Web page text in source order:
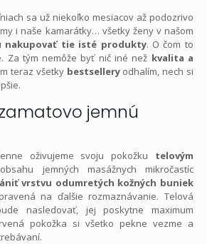
sa už niekoľko mesiacov až podozrivo
i naše kamarátky… všetky ženy v našom
nakupovať tie isté produkty. O čom to
Za tým nemôže byť nič iné než kvalita a
teraz všetky bestsellery odhalím, nech si
jemnú
oživujeme svoju pokožku telovým
jemných masážnych mikročastíc
vrstvu odumretých kožných buniek
na ďalšie rozmaznávanie. Telová
nasledovať, jej poskytne maximum
pokožka si všetko pekne vezme a